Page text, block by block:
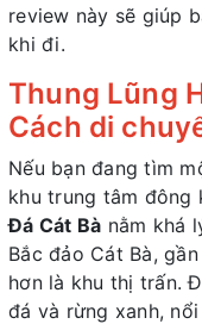
review này sẽ giúp
khi đi.
Thung Lũng
Cách di
Nếu bạn đang tìm
khu trung tâm đông
Đá Cát Bà nằm khá
Bắc đảo Cát Bà,
hơn là khu thị trấn.
đá và rừng xanh,